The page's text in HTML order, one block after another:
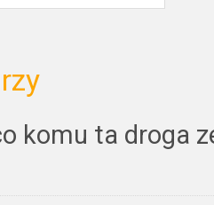
komu ta droga